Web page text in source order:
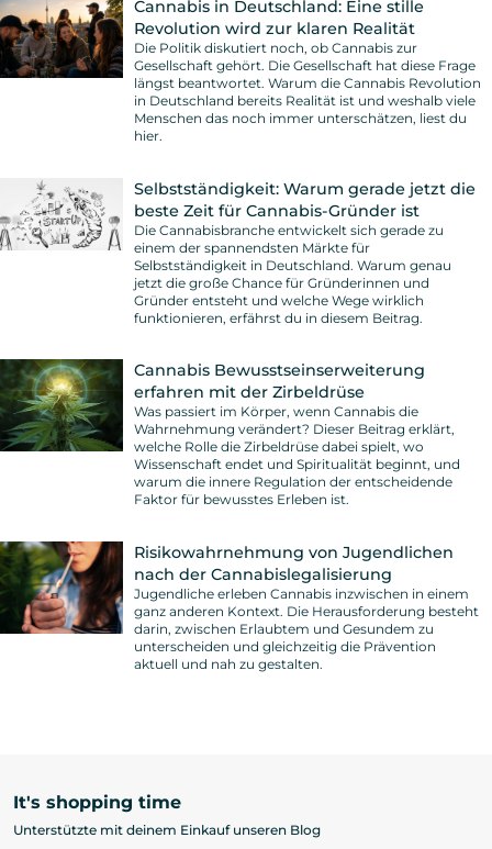
Cannabis in Deutschland: Eine stille
Revolution wird zur klaren Realität
Die Politik diskutiert noch, ob Cannabis zur
Gesellschaft gehört. Die Gesellschaft hat diese Frage
längst beantwortet. Warum die Cannabis Revolution
in Deutschland bereits Realität ist und weshalb viele
Menschen das noch immer unterschätzen, liest du
hier.
Selbstständigkeit: Warum gerade jetzt die
beste Zeit für Cannabis-Gründer ist
Die Cannabisbranche entwickelt sich gerade zu
einem der spannendsten Märkte für
Selbstständigkeit in Deutschland. Warum genau
jetzt die große Chance für Gründerinnen und
Gründer entsteht und welche Wege wirklich
funktionieren, erfährst du in diesem Beitrag.
Cannabis Bewusstseinserweiterung
erfahren mit der Zirbeldrüse
Was passiert im Körper, wenn Cannabis die
Wahrnehmung verändert? Dieser Beitrag erklärt,
welche Rolle die Zirbeldrüse dabei spielt, wo
Wissenschaft endet und Spiritualität beginnt, und
warum die innere Regulation der entscheidende
Faktor für bewusstes Erleben ist.
Risikowahrnehmung von Jugendlichen
nach der Cannabislegalisierung
Jugendliche erleben Cannabis inzwischen in einem
ganz anderen Kontext. Die Herausforderung besteht
darin, zwischen Erlaubtem und Gesundem zu
unterscheiden und gleichzeitig die Prävention
aktuell und nah zu gestalten.
It's shopping time
Unterstützte mit deinem Einkauf unseren Blog